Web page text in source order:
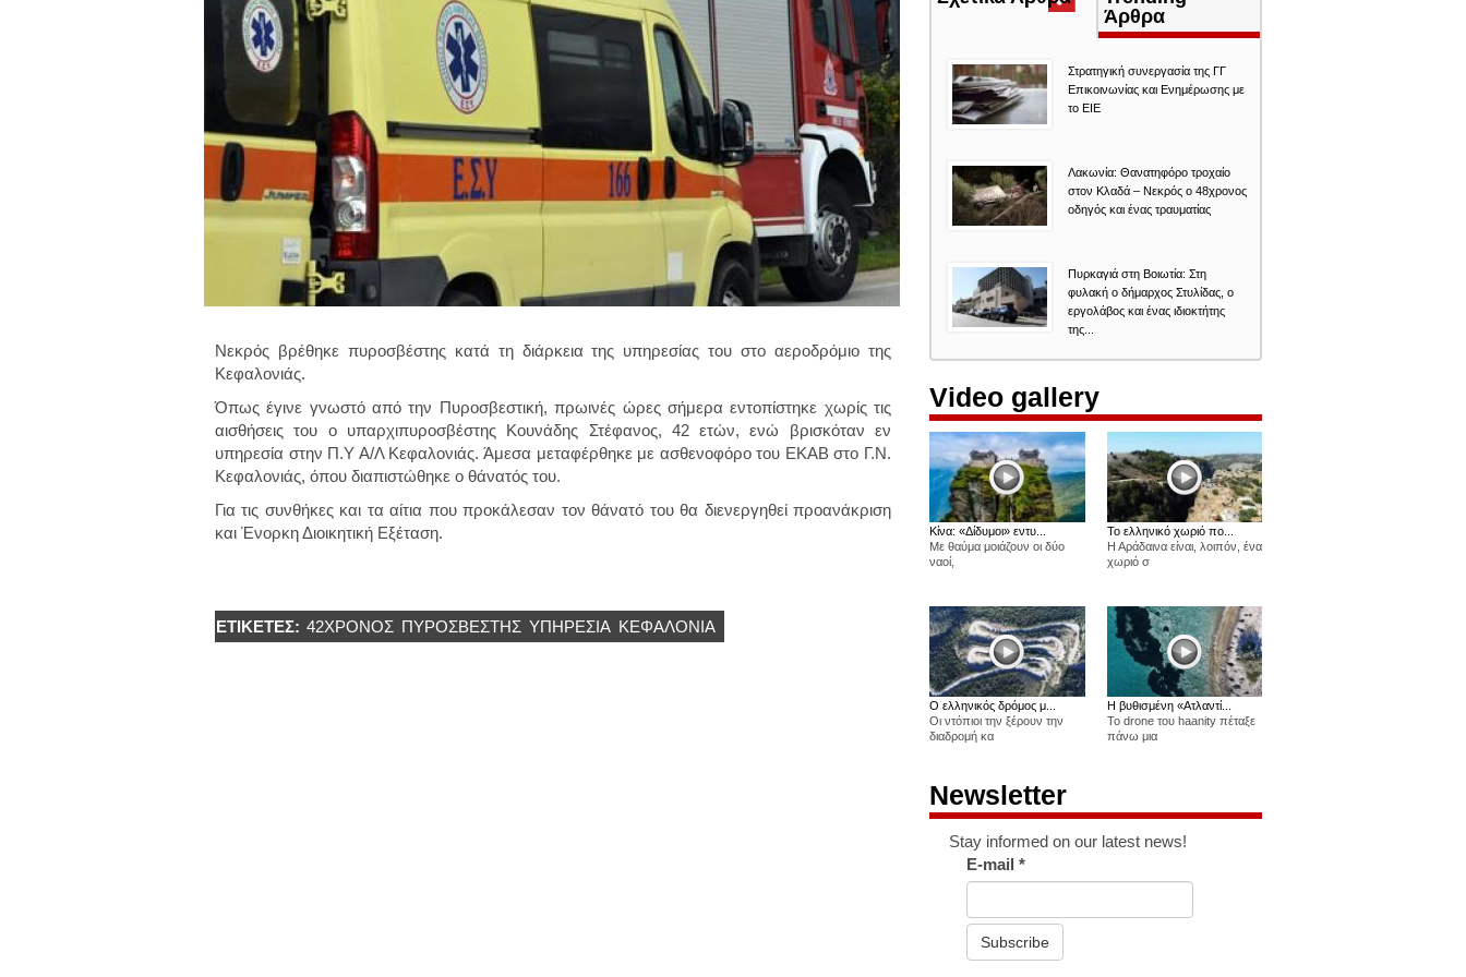
Νεκρός βρέθηκε πυροσβέστης κατά τη διάρκεια της υπηρεσίας του στο αεροδρόμιο της
Κεφαλονιάς.
Όπως έγινε γνωστό από την Πυροσβεστική, πρωινές ώρες σήμερα εντοπίστηκε χωρίς τις
αισθήσεις του ο υπαρχιπυροσβέστης Κουνάδης Στέφανος, 42 ετών, ενώ βρισκόταν εν
υπηρεσία στην Π.Υ Α/Λ Κεφαλονιάς. Άμεσα μεταφέρθηκε με ασθενοφόρο του ΕΚΑΒ στο Γ.Ν.
Κεφαλονιάς, όπου διαπιστώθηκε ο θάνατός του.
Για τις συνθήκες και τα αίτια που προκάλεσαν τον θάνατό του θα διενεργηθεί προανάκριση
και Ένορκη Διοικητική Εξέταση.
ΕΤΙΚΈΤΕΣ: 42ΧΡΟΝΟΣ ΠΥΡΟΣΒΕΣΤΗΣ ΥΠΗΡΕΣΙΑ ΚΕΦΑΛΟΝΙΆ
καρτέλα)
Άρθρα
Στρατηγική συνεργασία της ΓΓ
Επικοινωνίας και Ενημέρωσης με
το ΕΙΕ
Λακωνία: Θανατηφόρο τροχαίο
στον Κλαδά – Νεκρός ο 48χρονος
οδηγός και ένας τραυματίας
Πυρκαγιά στη Βοιωτία: Στη
φυλακή ο δήμαρχος Στυλίδας, ο
εργολάβος και ένας ιδιοκτήτης
της...
Video gallery
Κίνα: «Δίδυμοι» εντυ...
Με θαύμα μοιάζουν οι δύο
ναοί,
Το ελληνικό χωριό πο...
Η Αράδαινα είναι, λοιπόν, ένα
χωριό σ
Ο ελληνικός δρόμος μ...
Οι ντόπιοι την ξέρουν την
διαδρομή κα
Η βυθισμένη «Ατλαντί...
Το drone του haanity πέταξε
πάνω μια
Newsletter
Stay informed on our latest news!
E-mail*
Subscribe